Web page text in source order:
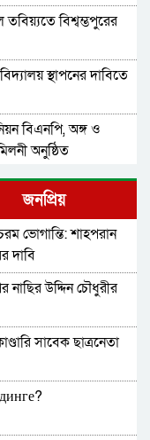
বিশ্বম্ভপুরের
স্থাপনের দাবিতে
বিএনপি, অঙ্গ ও
অনুষ্ঠিত
আমির ডা. শফিকুর
করতে হবে
নেতাসহ যু বলীগ সদস্য
সদস্যদের অবস্থান
জনপ্রিয়
ভোগান্তি: শাহপরান
দাবি
নাছির উদ্দিন চৌধুরীর
সাবেক ছাত্রনেতা